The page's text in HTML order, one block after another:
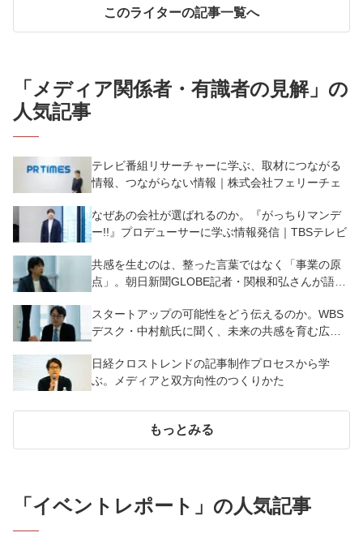
このライターの記事一覧へ
「メディア関係者・有識者の見解」の
人気記事
テレビ番組リサーチャーに学ぶ、取材につながる
情報、つながらない情報｜株式会社フェリーチェ
なぜあの会社が選ばれるのか。『がっちりマンデ
ー!!』プロデューサーに学ぶ情報発信｜TBSテレビ
共感を生むのは、整った言葉ではなく「事業の原
点」。朝日新聞GLOBE記者・関根和弘さんが語
スタートアップの可能性をどう伝えるのか。WBS
デスク・中村航氏に聞く、未来の共感を育む広報
日経クロストレンドの記事制作プロセスから学
ぶ。メディアと双方向性のつくりかた
もっとみる
「イベントレポート 」の人気記事